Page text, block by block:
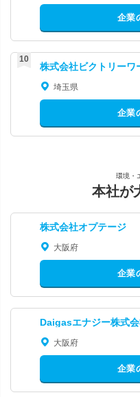
企業
株式会社ビクトリーワ
埼玉県
企業
環境・
本社が
株式会社オプテージ
大阪府
企業
Daigasエナジー株式
大阪府
企業